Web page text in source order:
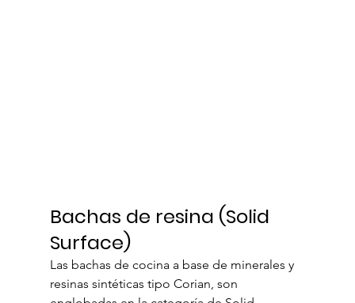
Bachas de resina (Solid
Surface)
Las bachas de cocina a base de minerales y
resinas sintéticas tipo Corian, son